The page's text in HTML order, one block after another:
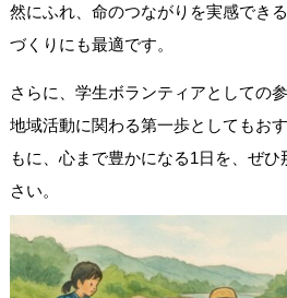
然にふれ、命のつながりを実感でき
づくりにも最適です。
さらに、学生ボランティアとしての
地域活動に関わる第一歩としてもお
もに、心まで豊かになる1日を、ぜ
さい。